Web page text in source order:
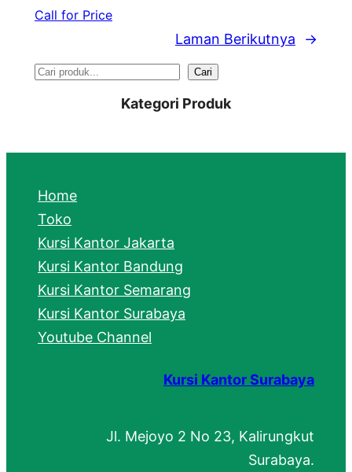
Call for Price
Laman Berikutnya →
S
r
h
Cari
Kategori Produk
Home
Toko
Kursi Kantor Jakarta
Kursi Kantor Bandung
Kursi Kantor Semarang
Kursi Kantor Surabaya
Youtube Channel
Kursi Kantor Surabaya
Jl. Mejoyo 2 No 23, Kalirungkut
Surabaya.